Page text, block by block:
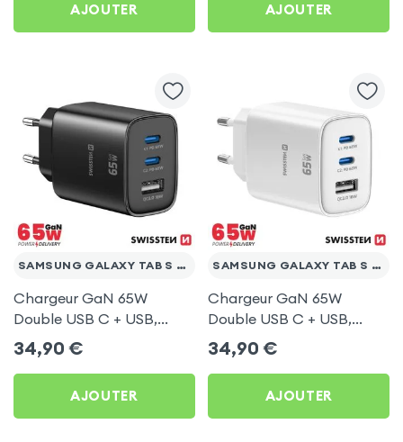
AJOUTER AJOUTER
SAMSUNG GALAXY TAB S 10.5
Chargeur GaN 65W
Double USB C + USB,
Swissten Edge Noir pour
Samsung Galaxy Tab S
10.5
34,90 €
AJOUTER
SAMSUNG GALAXY TAB S 10.5
Chargeur GaN 65W
Double USB C + USB,
Swissten Edge Blanc pour
Samsung Galaxy Tab S
10.5
34,90 €
AJOUTER